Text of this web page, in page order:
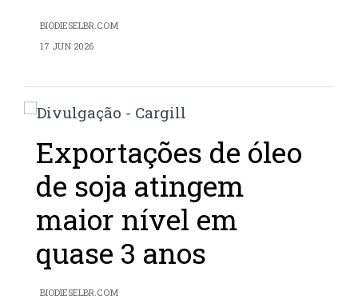
BIODIESELBR.COM
17 JUN 2026
Exportações de óleo
de soja atingem
maior nível em
quase 3 anos
BIODIESELBR.COM